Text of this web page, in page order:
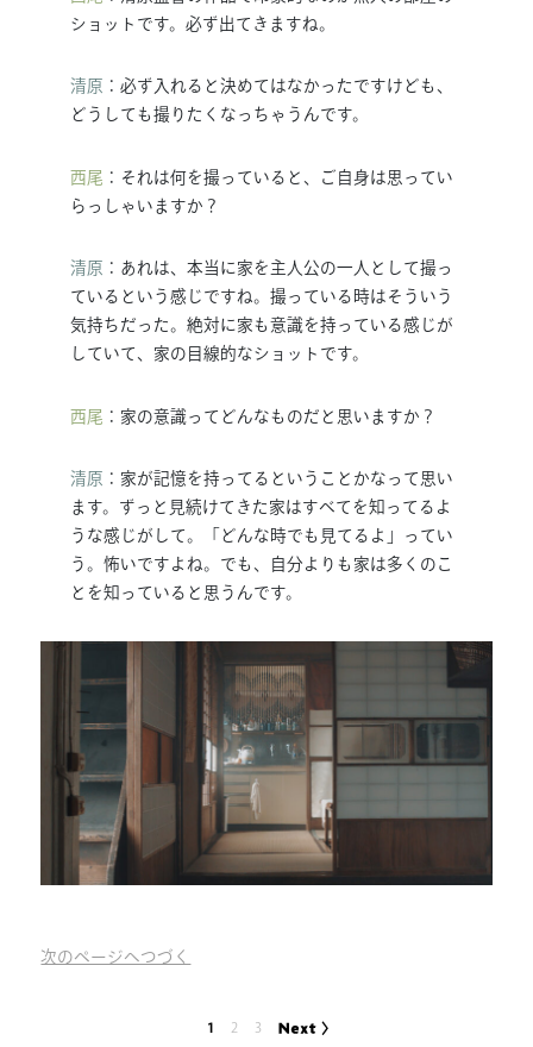
ショットです。必ず出てきますね。
清原 ：必ず入れると決めてはなかったですけども、
どうしても撮りたくなっちゃうんです。
西尾 ：それは何を撮っていると、ご自身は思ってい
らっしゃいますか？
清原 ：あれは、本当に家を主人公の一人として撮っ
ているという感じですね。撮っている時はそういう
気持ちだった。絶対に家も意識を持っている感じが
していて、家の目線的なショットです。
西尾 ：家の意識ってどんなものだと思いますか？
清原 ：家が記憶を持ってるということかなって思い
ます。ずっと見続けてきた家はすべてを知ってるよ
うな感じがして。「どんな時でも見てるよ」ってい
う。怖いですよね。でも、自分よりも家は多くのこ
とを知っていると思うんです。
次のページへつづく
1 2 3